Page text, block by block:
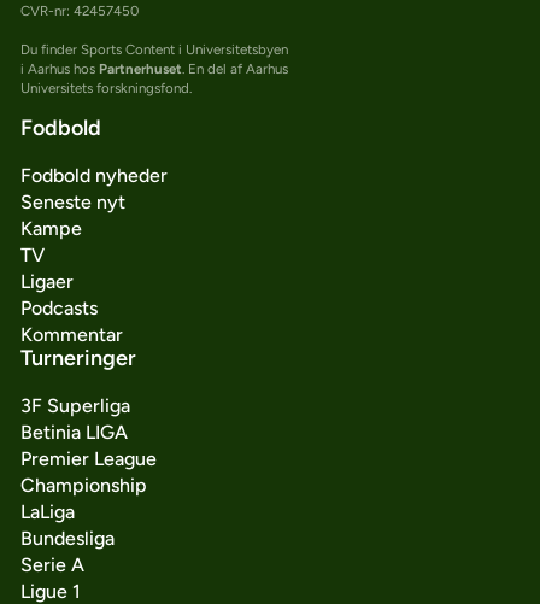
CVR-nr: 42457450
Du finder Sports Content i Universitetsbyen
i Aarhus hos Partnerhuset. En del af Aarhus
Universitets forskningsfond.
Fodbold
Fodbold nyheder
Seneste nyt
Kampe
TV
Ligaer
Podcasts
Kommentar
Turneringer
3F Superliga
Betinia LIGA
Premier League
Championship
LaLiga
Bundesliga
Serie A
Ligue 1